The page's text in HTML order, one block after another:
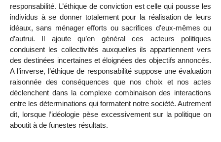
responsabilité. L’éthique de conviction est celle qui pousse les
individus à se donner totalement pour la réalisation de leurs
idéaux, sans ménager efforts ou sacrifices d’eux-mêmes ou
d’autrui. Il ajoute qu’en général ces acteurs politiques
conduisent les collectivités auxquelles ils appartiennent vers
des destinées incertaines et éloignées des objectifs annoncés.
A l’inverse, l’éthique de responsabilité suppose une évaluation
raisonnée des conséquences que nos choix et nos actes
déclenchent dans la complexe combinaison des interactions
entre les déterminations qui formatent notre société. Autrement
dit, lorsque l’idéologie pèse excessivement sur la politique on
aboutit à de funestes résultats.